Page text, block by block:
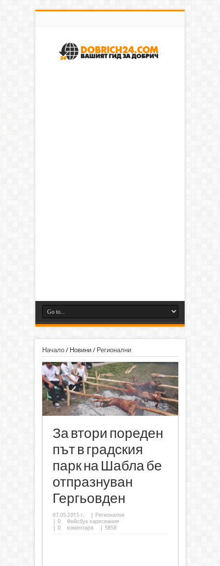
Начало/ Новини/ Регионални
За втори пореден
път в градския
парк на Шабла бе
отпразнуван
Гергьовден
07.05.2015 г. | Регионални
| 0
Фейсбук харесвания
| 0 коментара | 5858